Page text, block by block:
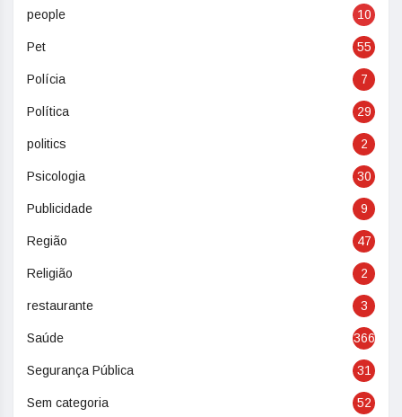
people 10
Pet 55
Polícia 7
Política 29
politics 2
Psicologia 30
Publicidade 9
Região 47
Religião 2
restaurante 3
Saúde 366
Segurança Pública 31
Sem categoria 52